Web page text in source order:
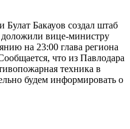
Бакауов создал штаб
вице-министру
на 23:00 глава региона
что из Павлодара
техника в
будем информировать о